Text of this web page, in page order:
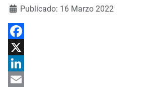
DetallesPublicado: 16 Marzo 2022
Facebook
X
LinkedIn